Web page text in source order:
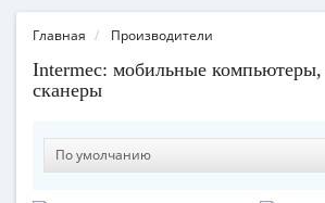
Главная Производители
Intermec: мобильные
сканеры